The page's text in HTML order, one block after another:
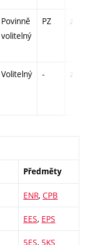
Povinně
volitelný
PZ zá,zk
Volitelný - zá
Předměty
ENR, CPB
EES, EPS
5ES, 5KS